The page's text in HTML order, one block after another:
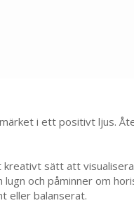
i ett positivt ljus.
sätt att
och påminner om
eller balanserat.